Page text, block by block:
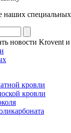
наших
новости Krovent и
кровли
кровли